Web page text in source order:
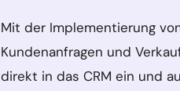
Mit der Implementierung
Kundenanfragen und
direkt in das CRM ein und